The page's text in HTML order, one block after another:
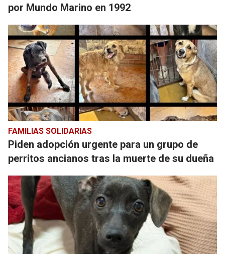
por Mundo Marino en 1992
FAMILIAS SOLIDARIAS
Piden adopción urgente para un grupo de
perritos ancianos tras la muerte de su dueña